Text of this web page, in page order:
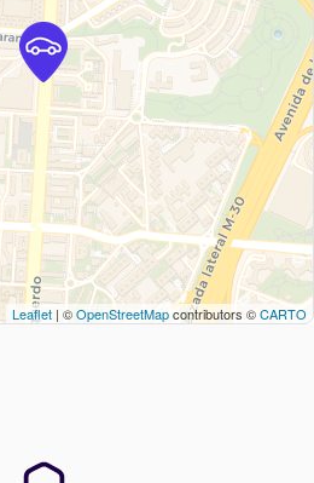
Leaflet | ©OpenStreetMapcontributors ©CARTO